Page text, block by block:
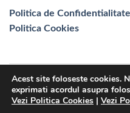
Politica de Confidentialitate
Politica Cookies
Acest site foloseste cookies.
exprimati acordul asupra
Vezi Politica Cookies | Vezi